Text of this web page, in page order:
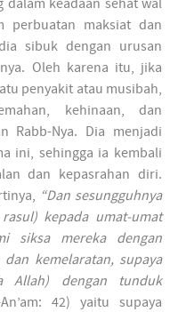
dalam keadaan sehat wal
perbuatan maksiat dan
sibuk dengan urusan
Oleh karena itu, jika
penyakit atau musibah,
kehinaan, dan
Rabb-Nya. Dia menjadi
ini, sehingga ia kembali
dan kepasrahan diri.
“Dan sesungguhnya
kepada umat-umat
siksa mereka dengan
dan kemelaratan, supaya
Allah) dengan tunduk
42) yaitu supaya